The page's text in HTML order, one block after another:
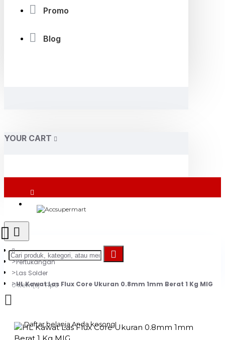
Promo
Blog
YOUR CART
0 item(s) - Rp0
Daftar belanja Anda kosong!
Pertukangan
Las Solder
HL Kawat Las Flux Core Ukuran 0.8mm 1mm Berat 1 Kg MIG